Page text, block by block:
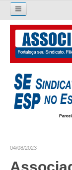
Pesquisar...
O SINDICATO
APRESENTAÇÃO
PALAVRA DO
04/08/2023